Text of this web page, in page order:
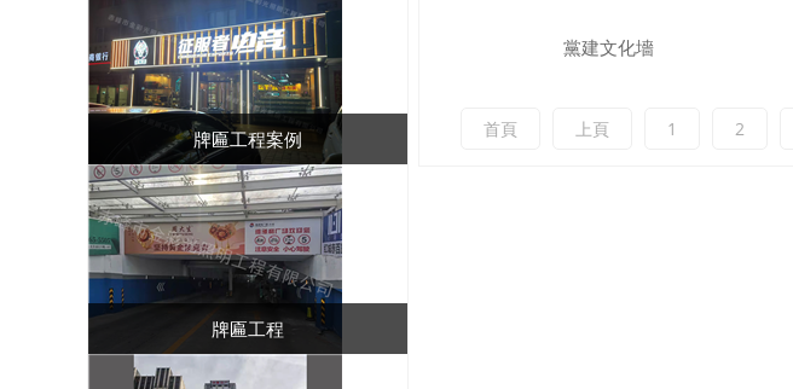
黨建文化墻
首頁 上頁 1 2
牌匾工程案例
牌匾工程